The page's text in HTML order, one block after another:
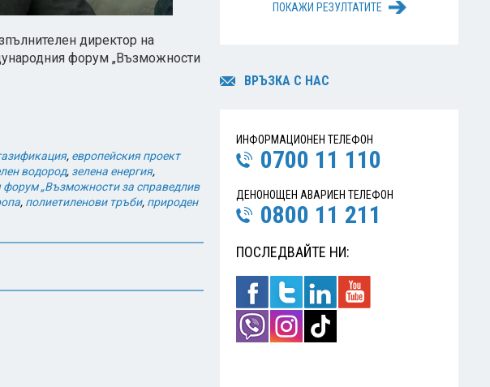
директор на
форум „Възможности
, европейския проект
водород, зелена енергия,
„Възможности за справедлив
, полиетиленови тръби, природен
ПОКАЖИ РЕЗУЛТАТИТЕ
ВРЪЗКА С НАС
ИНФОРМАЦИОНЕН ТЕЛЕФОН
0700 11 110
ДЕНОНОЩЕН АВАРИЕН ТЕЛЕФОН
0800 11 211
ПОСЛЕДВАЙТЕ НИ: